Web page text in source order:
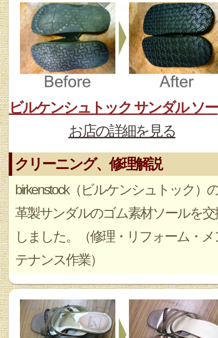
お店の詳細を見る
クリーニング、修理解説
birkenstock（ビルケンシュトック）
革製サンダルのゴム素材ソールを交
しました。（修理・リフォーム・メ
テナンス作業）